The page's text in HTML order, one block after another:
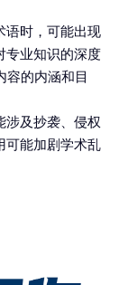
语时，可能出现
专业知识的深度
容的内涵和目
涉及抄袭、侵权
可能加剧学术乱